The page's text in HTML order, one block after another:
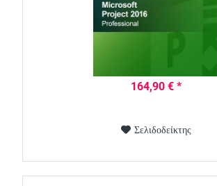
164,90 € *
Σελιδοδείκτης